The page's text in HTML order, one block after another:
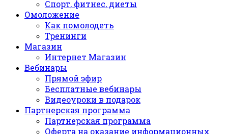
Спорт, фитнес, диеты
Омоложение
Как помолодеть
Тренинги
Магазин
Интернет Магазин
Вебинары
Прямой эфир
Бесплатные вебинары
Видеоуроки в подарок
Партнерская программа
Партнерская программа
Оферта на оказание информационных